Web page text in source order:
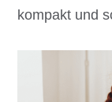
kompakt und